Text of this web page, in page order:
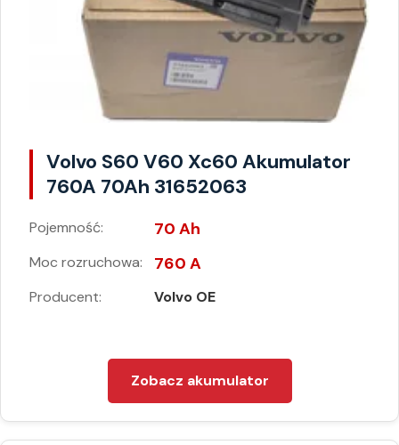
Volvo S60 V60 Xc60 Akumulator
760A 70Ah 31652063
Pojemność: 70 Ah
Moc rozruchowa: 760 A
Producent: Volvo OE
Zobacz akumulator